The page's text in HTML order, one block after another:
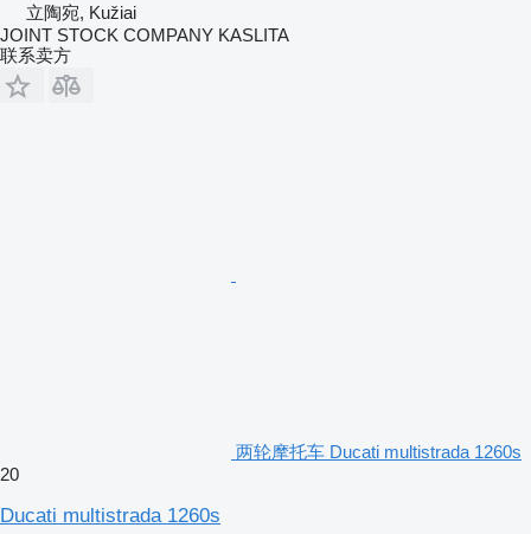
立陶宛, Kužiai
JOINT STOCK COMPANY KASLITA
联系卖方
两轮摩托车 Ducati multistrada 1260s
20
Ducati multistrada 1260s